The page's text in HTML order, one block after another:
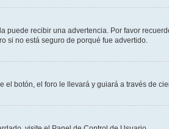
recibir una advertencia. Por favor
si no está seguro de porqué fue advertido.
botón, el foro le llevará y guiará a través de